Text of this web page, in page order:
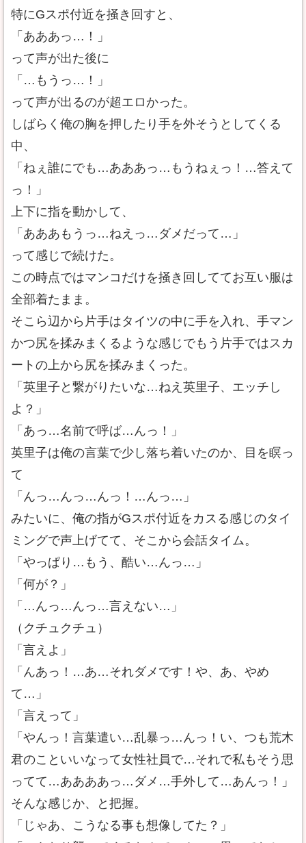
特にGスポ付近を掻き回すと、
「あああっ…！」
って声が出た後に
「…もうっ…！」
って声が出るのが超エロかった。
しばらく俺の胸を押したり手を外そうとしてくる
中、
「ねぇ誰にでも…あああっ…もうねぇっ！…答えて
っ！」
上下に指を動かして、
「あああもうっ…ねえっ…ダメだって…」
って感じで続けた。
この時点ではマンコだけを掻き回しててお互い服は
全部着たまま。
そこら辺から片手はタイツの中に手を入れ、手マン
かつ尻を揉みまくるような感じでもう片手ではスカ
ートの上から尻を揉みまくった。
「英里子と繋がりたいな…ねえ英里子、エッチし
よ？」
「あっ…名前で呼ば…んっ！」
英里子は俺の言葉で少し落ち着いたのか、目を瞑っ
て
「んっ…んっ…んっ！…んっ…」
みたいに、俺の指がGスポ付近をカスる感じのタイ
ミングで声上げてて、そこから会話タイム。
「やっぱり…もう、酷い…んっ…」
「何が？」
「…んっ…んっ…言えない…」
（クチュクチュ）
「言えよ」
「んあっ！…あ…それダメです！や、あ、やめ
て…」
「言えって」
「やんっ！言葉遣い…乱暴っ…んっ！い、つも荒木
君のこといいなって女性社員で…それで私もそう思
ってて…ああああっ…ダメ…手外して…あんっ！」
そんな感じか、と把握。
「じゃあ、こうなる事も想像してた？」